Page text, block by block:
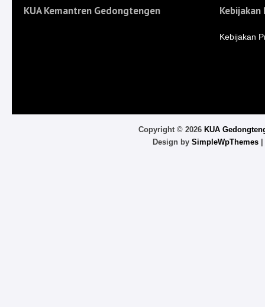
KUA Kemantren Gedongtengen Kebijakan
Kebijakan
Copyright © 2026 KUA
Design by SimpleWpThemes